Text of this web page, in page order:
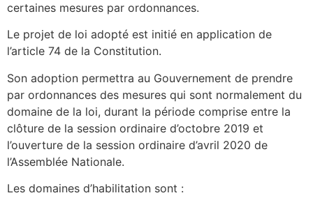
certaines mesures par ordonnances.
Le projet de loi adopté est initié en application de
l’article 74 de la Constitution.
Son adoption permettra au Gouvernement de prendre
par ordonnances des mesures qui sont normalement du
domaine de la loi, durant la période comprise entre la
clôture de la session ordinaire d’octobre 2019 et
l’ouverture de la session ordinaire d’avril 2020 de
l’Assemblée Nationale.
Les domaines d’habilitation sont :